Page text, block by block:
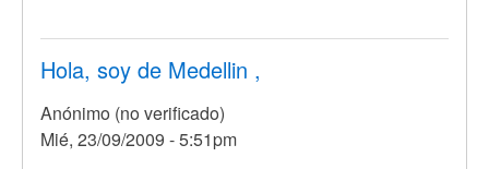
Hola, soy de Medellin ,
Anónimo (no verificado)
Mié, 23/09/2009 - 5:51pm